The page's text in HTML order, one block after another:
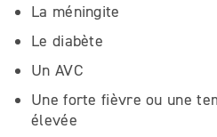
La méningite
Le diabète
Un AVC
Une forte fièvre ou une
élevée